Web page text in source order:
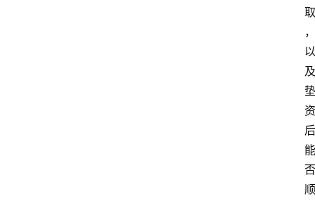
取
，
以
及
垫
资
后
能
否
顺